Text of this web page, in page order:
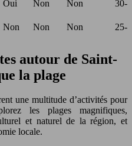
Oui Non Non
30-
Non Non Non 25-
autour de Saint-
la plage
une multitude d’activités pour
les plages magnifiques,
et naturel de la région, et
locale.